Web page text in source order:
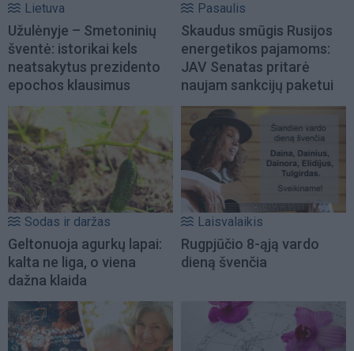
Lietuva
Užulėnyje – Smetoninių
šventė: istorikai kels
neatsakytus prezidento
epochos klausimus
Pasaulis
Skaudus smūgis Rusijos
energetikos pajamoms:
JAV Senatas pritarė
naujam sankcijų paketui
Sodas ir daržas
Geltonuoja agurkų lapai:
kalta ne liga, o viena
dažna klaida
Laisvalaikis
Rugpjūčio 8-ąją vardo
dieną švenčia